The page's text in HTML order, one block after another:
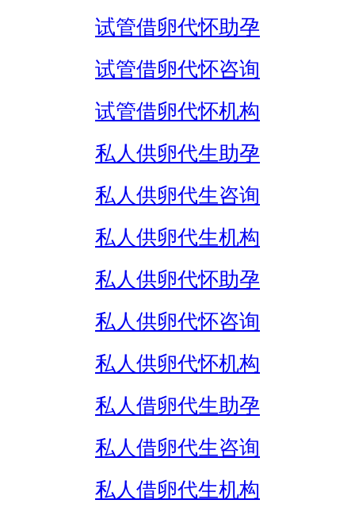
试管借卵代怀助孕
试管借卵代怀咨询
试管借卵代怀机构
私人供卵代生助孕
私人供卵代生咨询
私人供卵代生机构
私人供卵代怀助孕
私人供卵代怀咨询
私人供卵代怀机构
私人借卵代生助孕
私人借卵代生咨询
私人借卵代生机构